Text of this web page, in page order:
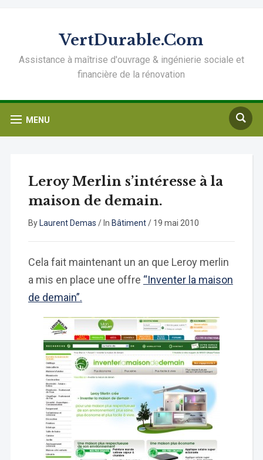
VertDurable.Com
Assistance à maîtrise d'ouvrage & ingénierie sociale et
financière de la rénovation
MENU
Leroy Merlin s’intéresse à la
maison de demain.
By Laurent Demas / In Bâtiment/ 19 mai 2010
Cela fait maintenant un an que Leroy merlin
a mis en place une offre “Inventer la maison
de demain”.